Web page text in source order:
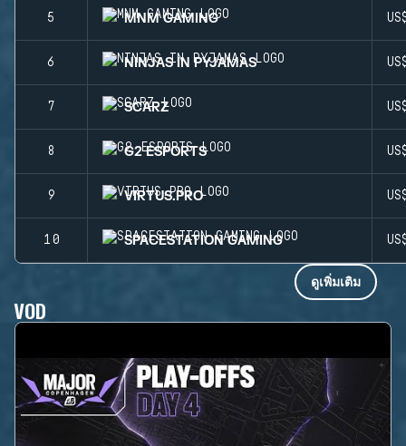
5 MNM GAMING
6 NINJAS IN PYJAMAS
7 SCARZ
8 G2 ESPORTS
9 VIRTUS.PRO
10 SPACESTATION GAMING
ดูเพิ่มเติม
VOD